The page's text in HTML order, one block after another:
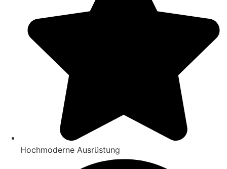
Hochmoderne Ausrüstung